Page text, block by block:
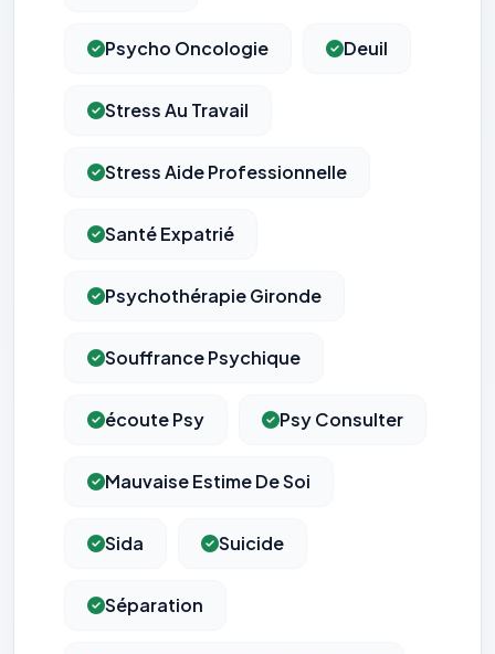
Psycho Oncologie Deuil
Stress Au Travail
Stress Aide Professionnelle
Santé Expatrié
Psychothérapie Gironde
Souffrance Psychique
écoute Psy Psy Consulter
Mauvaise Estime De Soi
Sida Suicide
Séparation